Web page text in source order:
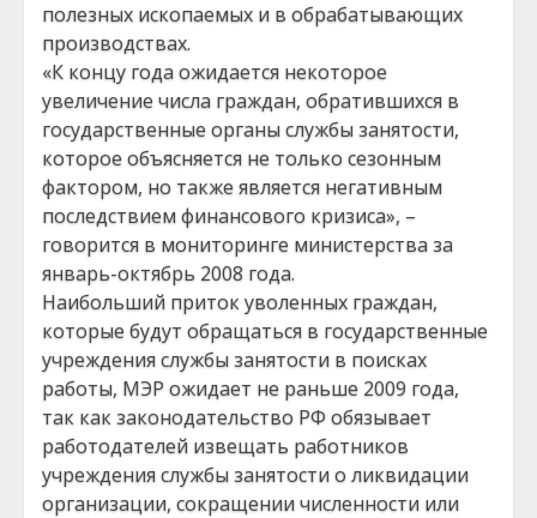
полезных ископаемых и в обрабатывающих
производствах.
«К концу года ожидается некоторое
увеличение числа граждан, обратившихся в
государственные органы службы занятости,
которое объясняется не только сезонным
фактором, но также является негативным
последствием финансового кризиса», –
говорится в мониторинге министерства за
январь-октябрь 2008 года.
Наибольший приток уволенных граждан,
которые будут обращаться в государственные
учреждения службы занятости в поисках
работы, МЭР ожидает не раньше 2009 года,
так как законодательство РФ обязывает
работодателей извещать работников
учреждения службы занятости о ликвидации
организации, сокращении численности или